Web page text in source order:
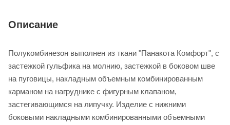
Описание
Полукомбинезон выполнен из ткани "Панакота Комфорт", с
застежкой гульфика на молнию, застежкой в боковом шве
на пуговицы, накладным объемным комбинированным
карманом на нагруднике с фигурным клапаном,
застегивающимся на липучку. Изделие с нижними
боковыми накладными комбинированными объемными